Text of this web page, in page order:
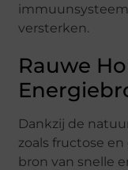
versterken.
Rauwe
Dankzij de
zoals fructose
bron van snelle